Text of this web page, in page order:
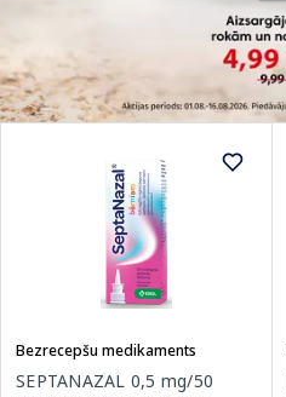
Bezrecepšu medikaments
SEPTANAZAL 0,5 mg/50